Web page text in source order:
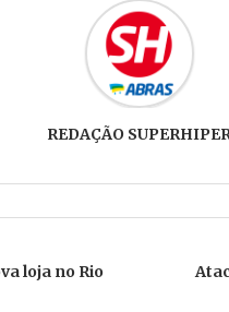
REDAÇÃO
loja no Rio